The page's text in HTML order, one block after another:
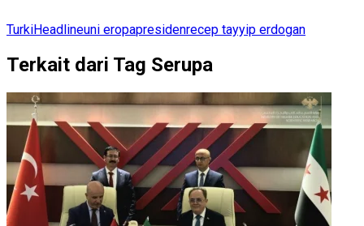
TurkiHeadlineuni eropapresidenrecep tayyip erdogan
Terkait dari Tag Serupa